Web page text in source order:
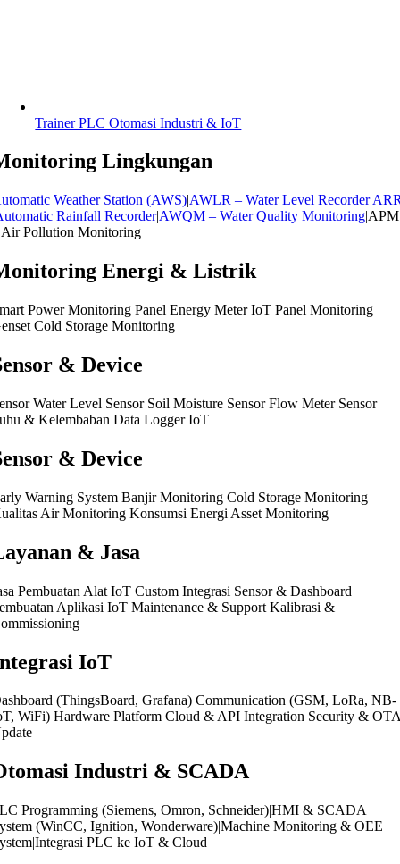
Trainer PLC Otomasi Industri & IoT
Lingkungan
Weather Station (AWS)|AWLR – Water Level Recorder
Rainfall Recorder|AWQM – Water Quality Monitoring|APM
Air Pollution Monitoring
Energi & Listrik
Power Monitoring Panel Energy Meter IoT Panel Monitoring
Cold Storage Monitoring
& Device
Water Level Sensor Soil Moisture Sensor Flow Meter Sensor
& Kelembaban Data Logger IoT
& Device
Warning System Banjir Monitoring Cold Storage Monitoring
Air Monitoring Konsumsi Energi Asset Monitoring
& Jasa
Pembuatan Alat IoT Custom Integrasi Sensor & Dashboard
Aplikasi IoT Maintenance & Support Kalibrasi &
IoT
(ThingsBoard, Grafana) Communication (GSM, LoRa, NB-
WiFi) Hardware Platform Cloud & API Integration Security &
Industri & SCADA
Programming (Siemens, Omron, Schneider)|HMI & SCADA
(WinCC, Ignition, Wonderware)|Machine Monitoring & OEE
PLC ke IoT & Cloud